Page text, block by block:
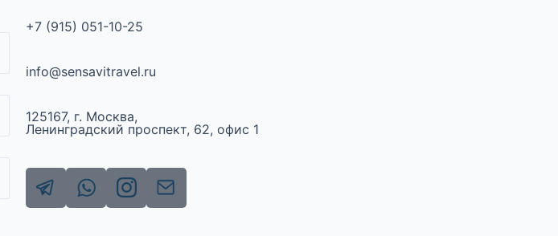
+7 (915) 051-10-25
info@sensavitravel.ru
125167, г. Москва,
Ленинградский проспект, 62, офис 1